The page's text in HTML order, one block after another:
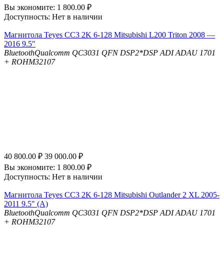
Вы экономите: 1 800.00 ₽
Доступность: Нет в наличии
Магнитола Teyes CC3 2K 6-128 Mitsubishi L200 Triton 2008 —
2016 9.5"
BluetoothQualcomm QC3031 QFN DSP2*DSP ADI ADAU 1701
+ ROHM32107
40 800.00 ₽ 39 000.00 ₽
Вы экономите: 1 800.00 ₽
Доступность: Нет в наличии
Магнитола Teyes CC3 2K 6-128 Mitsubishi Outlander 2 XL 2005-
2011 9.5" (A)
BluetoothQualcomm QC3031 QFN DSP2*DSP ADI ADAU 1701
+ ROHM32107